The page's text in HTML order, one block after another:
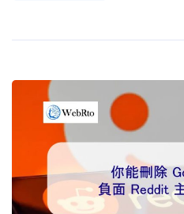
損害。 例如，如果 Reddit 用
行，或者虛假陳述您的企業從
視為誹謗。但是，如果某人只
的觀點，這並不構成誹謗。
很模糊，尤其是在網路上討論
富的法律顧問（例如 WebRto
以幫助您確定某一特定言論是